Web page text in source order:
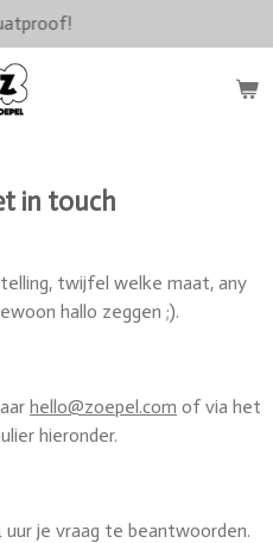
in touch
twijfel welke maat, any
hallo zeggen ;).
hello@zoepel.com of via het
hieronder.
uur je vraag te beantwoorden.